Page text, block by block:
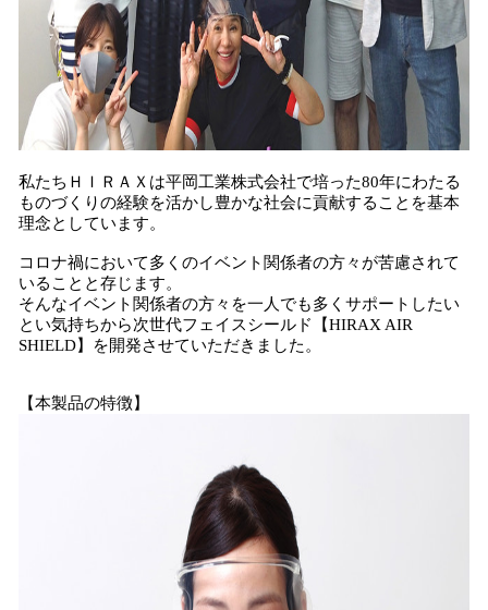
私たちＨＩＲＡＸは平岡工業株式会社で培った80年にわたる
ものづくりの経験を活かし豊かな社会に貢献することを基本
理念としています。
コロナ禍において多くのイベント関係者の方々が苦慮されて
いることと存じます。
そんなイベント関係者の方々を一人でも多くサポートしたい
とい気持ちから次世代フェイスシールド【HIRAX AIR
SHIELD】を開発させていただきました。
【本製品の特徴】